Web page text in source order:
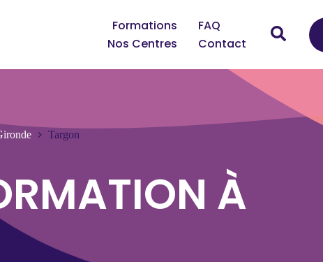
Formations
FAQ
Nos Centres
Contact
Targon
À